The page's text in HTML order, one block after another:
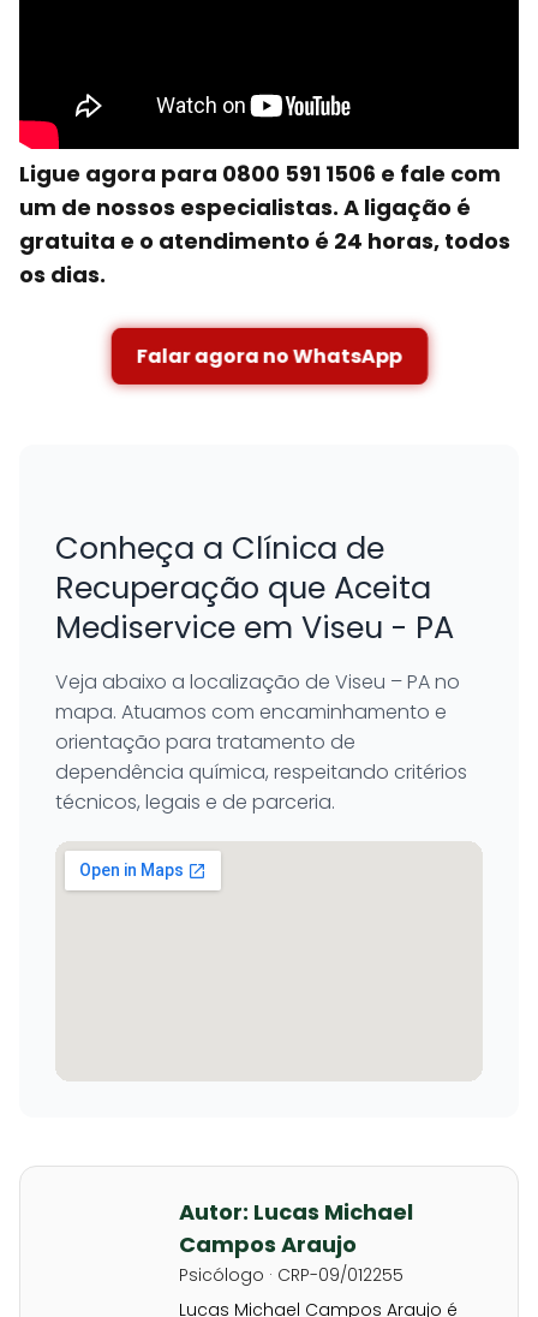
Ligue agora para 0800 591 1506 e fale com
um de nossos especialistas. A ligação é
gratuita e o atendimento é 24 horas, todos
os dias.
Falar agora no WhatsApp
Conheça a Clínica de
Recuperação que Aceita
Mediservice em Viseu - PA
Veja abaixo a localização de Viseu – PA no
mapa. Atuamos com encaminhamento e
orientação para tratamento de
dependência química, respeitando critérios
técnicos, legais e de parceria.
Autor: Lucas Michael
Campos Araujo
Psicólogo · CRP-09/012255
Lucas Michael Campos Araujo é